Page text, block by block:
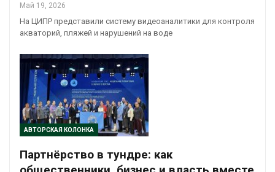
Май 19, 2026
На ЦИПР представили систему видеоаналитики для контроля
акваторий, пляжей и нарушений на воде
АВТОРСКАЯ КОЛОНКА
Партнёрство в тундре: как